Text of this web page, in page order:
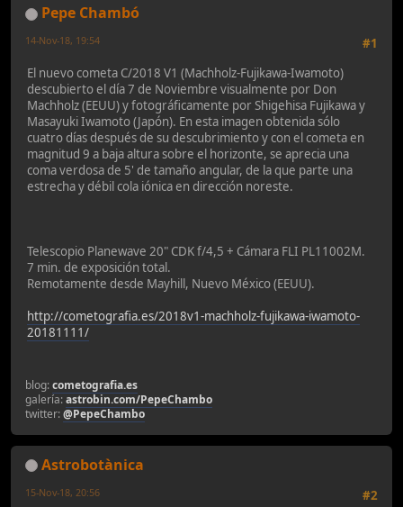
Pepe Chambó
#1
14-Nov-18, 19:54
El nuevo cometa C/2018 V1 (Machholz-Fujikawa-Iwamoto)
descubierto el día 7 de Noviembre visualmente por Don
Machholz (EEUU) y fotográficamente por Shigehisa Fujikawa y
Masayuki Iwamoto (Japón). En esta imagen obtenida sólo
cuatro días después de su descubrimiento y con el cometa en
magnitud 9 a baja altura sobre el horizonte, se aprecia una
coma verdosa de 5' de tamaño angular, de la que parte una
estrecha y débil cola iónica en dirección noreste.
Telescopio Planewave 20" CDK f/4,5 + Cámara FLI PL11002M.
7 min. de exposición total.
Remotamente desde Mayhill, Nuevo México (EEUU).
http://cometografia.es/2018v1-machholz-fujikawa-iwamoto-
20181111/
blog:cometografia.es
galería:astrobin.com/PepeChambo
twitter:@PepeChambo
Astrobotànica
#2
15-Nov-18, 20:56